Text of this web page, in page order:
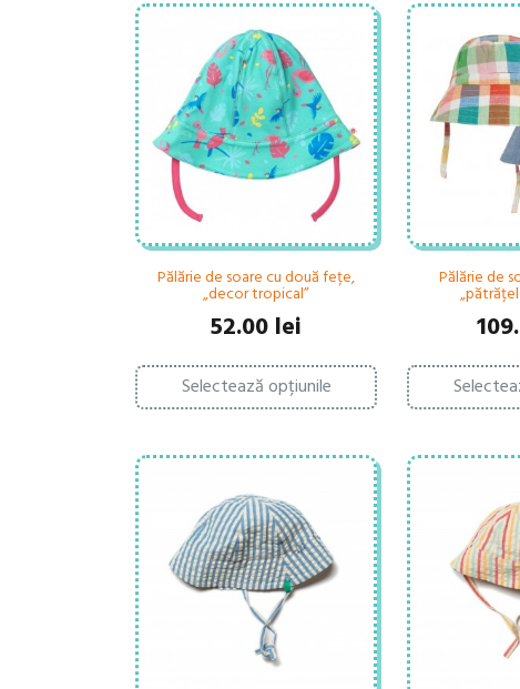
Pălărie de soare cu două fețe,
„decor tropical”
52.00 lei
Selectează opțiunile
Acest
produs
are
multe
variații.
Opțiunile
pot
fi
alese
în
pagina
produsului.
Pălărie de